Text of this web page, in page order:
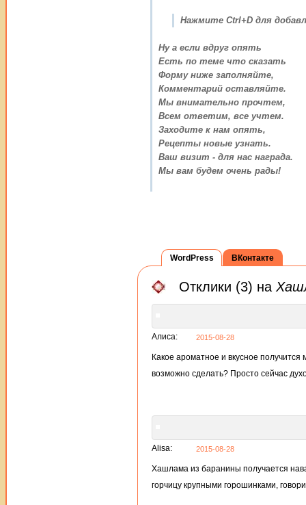
Нажмите Ctrl+D для
Ну а если вдруг опять
Есть по теме что сказать
Форму ниже заполняйте,
Комментарий оставляйте.
Мы внимательно прочтем,
Всем ответим, все учтем.
Заходите к нам опять,
Рецепты новые узнать.
Ваш визит - для нас награда.
Мы вам будем очень рады!
WordPress
Отклики (3) на
Алиса: 2015-08-28
Какое ароматное и вкусное
возможно сделать? Просто сейчас
Alisa: 2015-08-28
Хашлама из баранины получается
горчицу крупными горошинками,
ВКонтакте